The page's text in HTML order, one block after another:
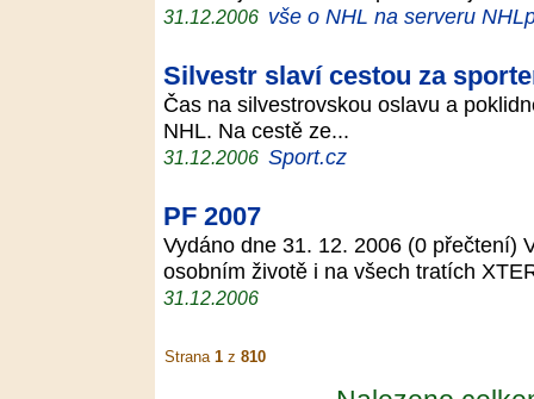
31.12.2006 vše o NHL na serveru
Silvestr slaví cestou za
Čas na silvestrovskou oslavu a
NHL. Na cestě ze...
31.12.2006 Sport.cz
PF 2007
Vydáno dne 31. 12. 2006 (0 přečtení)
osobním životě i na všech tratích
31.12.2006
Strana 1 z 810